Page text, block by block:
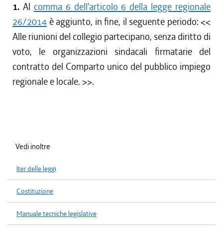
1. Al comma 6 dell'articolo 6 della legge regionale
26/2014 è aggiunto, in fine, il seguente periodo: <<
Alle riunioni del collegio partecipano, senza diritto di
voto, le organizzazioni sindacali firmatarie del
contratto del Comparto unico del pubblico impiego
regionale e locale. >>.
Vedi inoltre
Iter delle leggi
Costituzione
Manuale tecniche legislative